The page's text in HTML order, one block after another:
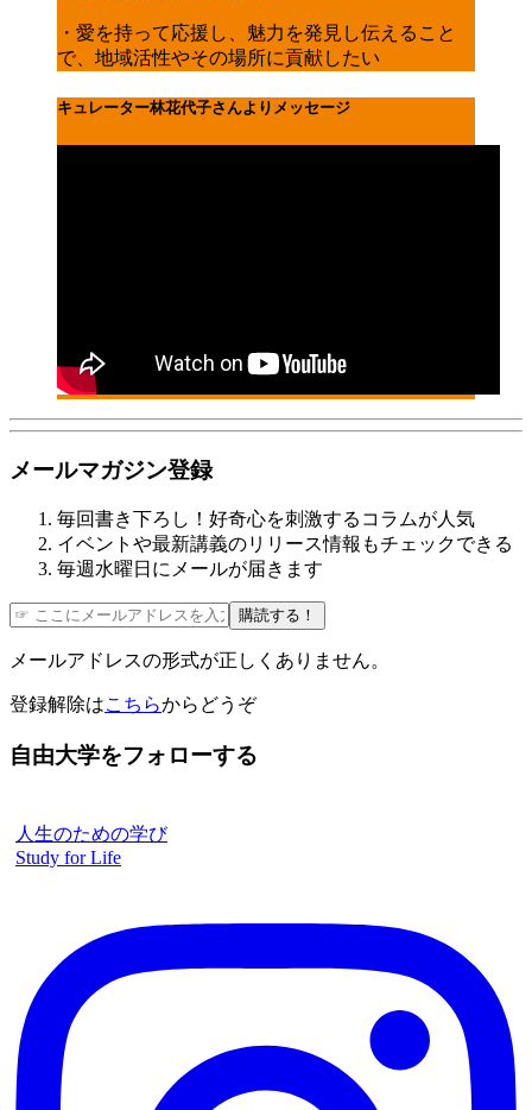
・愛を持って応援し、魅力を発見し伝えること
で、地域活性やその場所に貢献したい
キュレーター林花代子さんよりメッセージ
メールマガジン登録
毎回書き下ろし！好奇心を刺激するコラムが人気
イベントや最新講義のリリース情報もチェックできる
毎週水曜日にメールが届きます
購読する！
メールアドレスの形式が正しくありません。
登録解除はこちらからどうぞ
自由大学をフォローする
人生のための学び
Study for Life